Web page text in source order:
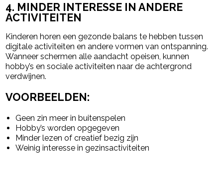
4. MINDER INTERESSE IN ANDERE
ACTIVITEITEN
Kinderen horen een gezonde balans te hebben tussen
digitale activiteiten en andere vormen van ontspanning.
Wanneer schermen alle aandacht opeisen, kunnen
hobby’s en sociale activiteiten naar de achtergrond
verdwijnen.
VOORBEELDEN:
Geen zin meer in buitenspelen
Hobby’s worden opgegeven
Minder lezen of creatief bezig zijn
Weinig interesse in gezinsactiviteiten